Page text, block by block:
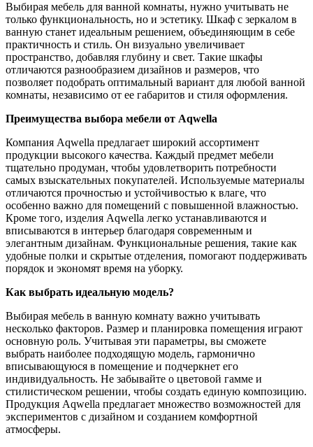
Выбирая мебель для ванной комнаты, нужно учитывать не
только функциональность, но и эстетику. Шкаф с зеркалом в
ванную станет идеальным решением, объединяющим в себе
практичность и стиль. Он визуально увеличивает
пространство, добавляя глубину и свет. Такие шкафы
отличаются разнообразием дизайнов и размеров, что
позволяет подобрать оптимальный вариант для любой ванной
комнаты, независимо от ее габаритов и стиля оформления.
Преимущества выбора мебели от Aqwella
Компания Aqwella предлагает широкий ассортимент
продукции высокого качества. Каждый предмет мебели
тщательно продуман, чтобы удовлетворить потребности
самых взыскательных покупателей. Используемые материалы
отличаются прочностью и устойчивостью к влаге, что
особенно важно для помещений с повышенной влажностью.
Кроме того, изделия Aqwella легко устанавливаются и
вписываются в интерьер благодаря современным и
элегантным дизайнам. Функциональные решения, такие как
удобные полки и скрытые отделения, помогают поддерживать
порядок и экономят время на уборку.
Как выбрать идеальную модель?
Выбирая мебель в ванную комнату важно учитывать
несколько факторов. Размер и планировка помещения играют
основную роль. Учитывая эти параметры, вы сможете
выбрать наиболее подходящую модель, гармонично
вписывающуюся в помещение и подчеркнет его
индивидуальность. Не забывайте о цветовой гамме и
стилистическом решении, чтобы создать единую композицию.
Продукция Aqwella предлагает множество возможностей для
экспериментов с дизайном и созданием комфортной
атмосферы.